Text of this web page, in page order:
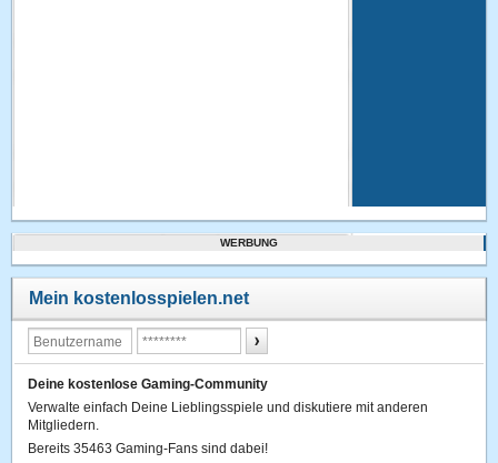
WERBUNG
Mein kostenlosspielen.net
Deine kostenlose Gaming-Community
Verwalte einfach Deine Lieblingsspiele und diskutiere mit anderen
Mitgliedern.
Bereits 35463 Gaming-Fans sind dabei!